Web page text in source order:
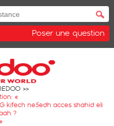
Poser une question
«
kifech ne5edh acces shahid eli
?